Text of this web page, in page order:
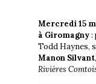
Mercredi 15
à Giromagny:
Todd Haynes,
Manon Silvant
Rivières